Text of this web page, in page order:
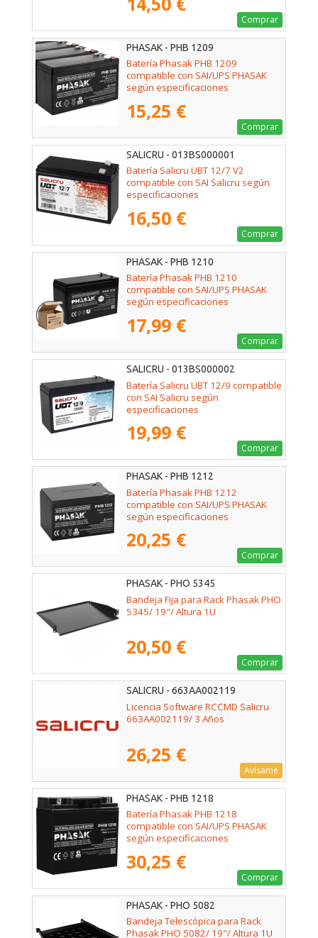
Comprar
PHASAK - PHB 1209
Batería Phasak PHB 1209
compatible con SAI/UPS PHASAK
según especificaciones
15,25 €
Comprar
SALICRU - 013BS000001
Batería Salicru UBT 12/7 V2
compatible con SAI Salicru según
especificaciones
16,50 €
Comprar
PHASAK - PHB 1210
Batería Phasak PHB 1210
compatible con SAI/UPS PHASAK
según especificaciones
17,99 €
Comprar
SALICRU - 013BS000002
Batería Salicru UBT 12/9 compatible
con SAI Salicru según
especificaciones
19,99 €
Comprar
PHASAK - PHB 1212
Batería Phasak PHB 1212
compatible con SAI/UPS PHASAK
según especificaciones
20,25 €
Comprar
PHASAK - PHO 5345
Bandeja Fija para Rack Phasak PHO
5345/ 19"/ Altura 1U
20,50 €
Comprar
SALICRU - 663AA002119
Licencia Software RCCMD Salicru
663AA002119/ 3 Años
26,25 €
Avísame
PHASAK - PHB 1218
Batería Phasak PHB 1218
compatible con SAI/UPS PHASAK
según especificaciones
30,25 €
Comprar
PHASAK - PHO 5082
Bandeja Telescópica para Rack
Phasak PHO 5082/ 19"/ Altura 1U